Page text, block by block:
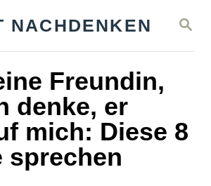
S
A
NACHDENKEN
Freundin,
denke, er
mich: Diese 8
sprechen